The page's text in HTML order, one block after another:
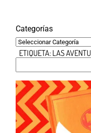
Categorías
ETIQUETA:LAS
s
c
a
r